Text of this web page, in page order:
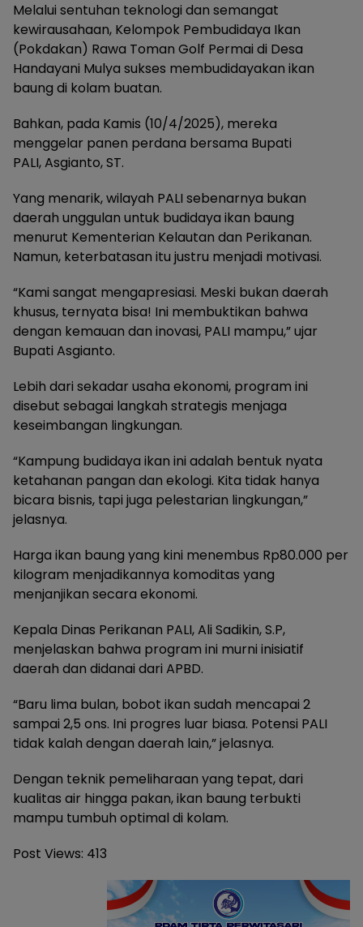
Melalui sentuhan teknologi dan semangat
kewirausahaan, Kelompok Pembudidaya Ikan
(Pokdakan) Rawa Toman Golf Permai di Desa
Handayani Mulya sukses membudidayakan ikan
baung di kolam buatan.
Bahkan, pada Kamis (10/4/2025), mereka
menggelar panen perdana bersama Bupati
PALI, Asgianto, ST.
Yang menarik, wilayah PALI sebenarnya bukan
daerah unggulan untuk budidaya ikan baung
menurut Kementerian Kelautan dan Perikanan.
Namun, keterbatasan itu justru menjadi motivasi.
“Kami sangat mengapresiasi. Meski bukan daerah
khusus, ternyata bisa! Ini membuktikan bahwa
dengan kemauan dan inovasi, PALI mampu,” ujar
Bupati Asgianto.
Lebih dari sekadar usaha ekonomi, program ini
disebut sebagai langkah strategis menjaga
keseimbangan lingkungan.
“Kampung budidaya ikan ini adalah bentuk nyata
ketahanan pangan dan ekologi. Kita tidak hanya
bicara bisnis, tapi juga pelestarian lingkungan,”
jelasnya.
Harga ikan baung yang kini menembus Rp80.000 per
kilogram menjadikannya komoditas yang
menjanjikan secara ekonomi.
Kepala Dinas Perikanan PALI, Ali Sadikin, S.P,
menjelaskan bahwa program ini murni inisiatif
daerah dan didanai dari APBD.
“Baru lima bulan, bobot ikan sudah mencapai 2
sampai 2,5 ons. Ini progres luar biasa. Potensi PALI
tidak kalah dengan daerah lain,” jelasnya.
Dengan teknik pemeliharaan yang tepat, dari
kualitas air hingga pakan, ikan baung terbukti
mampu tumbuh optimal di kolam.
Post Views: 413